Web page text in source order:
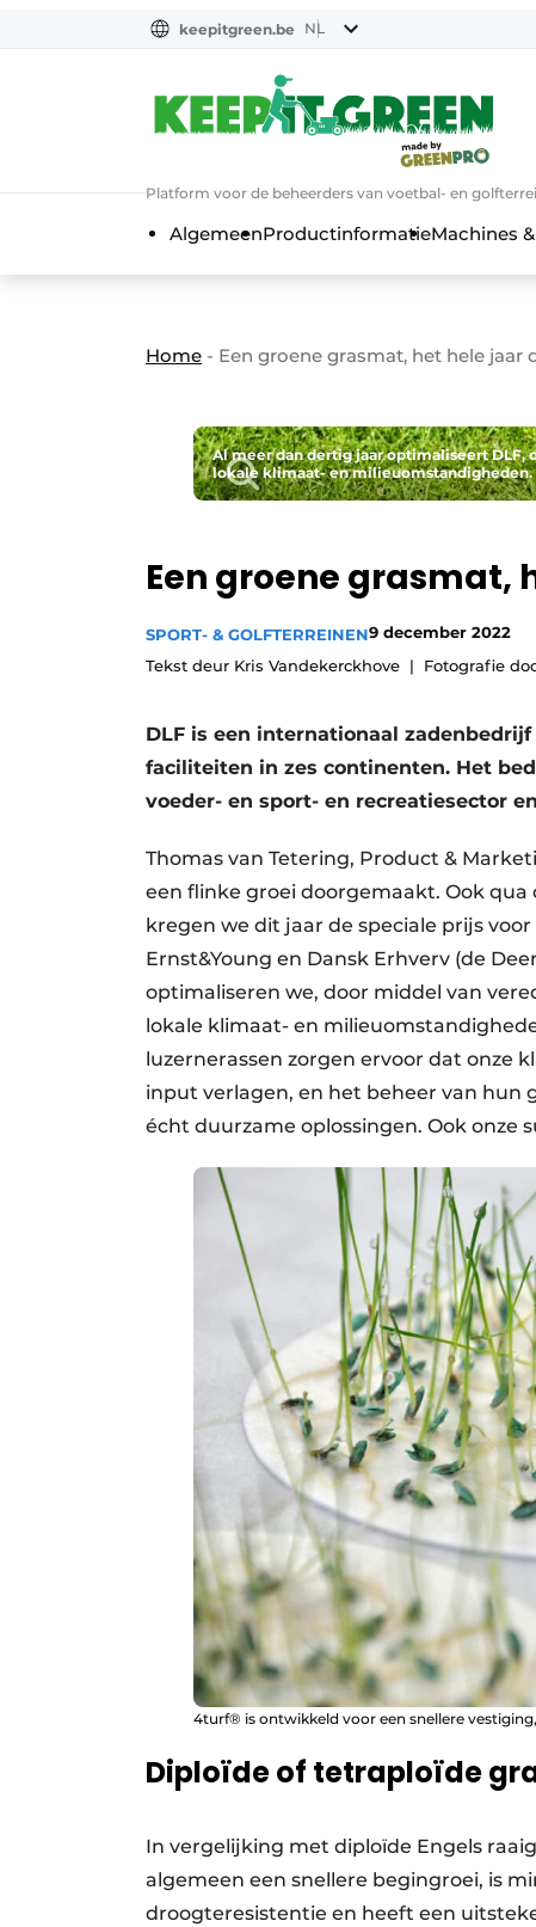
keepitgreen.be NL
Platform voor de beheerders van voetbal- en
AlgemeenProductinformatieMachines
Home - Een groene grasmat, het hele jaar
Al meer dan dertig jaar optimaliseert
lokale klimaat- en milieuomstandigheden.
Een groene grasmat,
SPORT- & GOLFTERREINEN9 december 2022
Tekst deur Kris Vandekerckhove
Fotografie
DLF is een internationaal
faciliteiten in zes continenten. Het
voeder- en sport- en recreatiesector
Thomas van Tetering, Product &
een flinke groei doorgemaakt. Ook
kregen we dit jaar de speciale prijs
Ernst&Young en Dansk Erhverv (de
optimaliseren we, door middel van
lokale klimaat- en
luzernerassen zorgen ervoor dat onze
input verlagen, en het beheer van hun
écht duurzame oplossingen. Ook onze
4turf® is ontwikkeld voor een snellere
Diploïde of tetraploïde
In vergelijking met diploïde Engels
algemeen een snellere begingroei, is
droogteresistentie en heeft een